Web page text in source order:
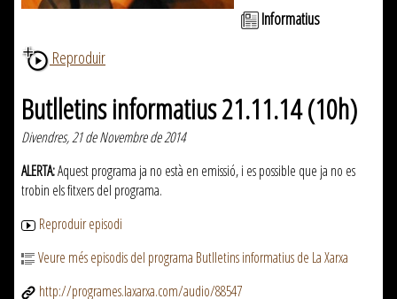
Informatius
Reproduir
Butlletins informatius 21.11.14 (10h)
Divendres, 21 de Novembre de 2014
ALERTA:Aquest programa ja no està en emissió, i es possible que ja no es
trobin els fitxers del programa.
Reproduir episodi
Veure més episodis del programa Butlletins informatius de La Xarxa
http://programes.laxarxa.com/audio/88547